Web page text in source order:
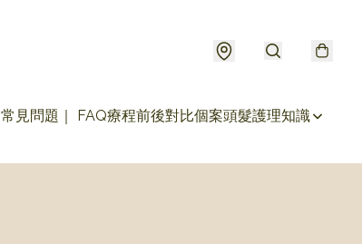
常見問題｜ FAQ療程前後對比個案頭髮護理知識